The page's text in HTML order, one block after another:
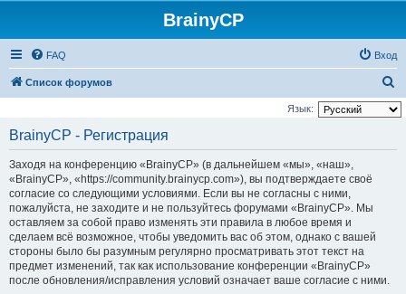
BrainyCP
FAQ Вход
Список форумов
о
Язык:
BrainyCP - Регистрация
Заходя на конференцию «BrainyCP» (в дальнейшем «мы», «наш»,
«BrainyCP», «https://community.brainycp.com»), вы подтверждаете своё
согласие со следующими условиями. Если вы не согласны с ними,
пожалуйста, не заходите и не пользуйтесь форумами «BrainyCP». Мы
оставляем за собой право изменять эти правила в любое время и
сделаем всё возможное, чтобы уведомить вас об этом, однако с вашей
стороны было бы разумным регулярно просматривать этот текст на
предмет изменений, так как использование конференции «BrainyCP»
после обновления/исправления условий означает ваше согласие с ними.